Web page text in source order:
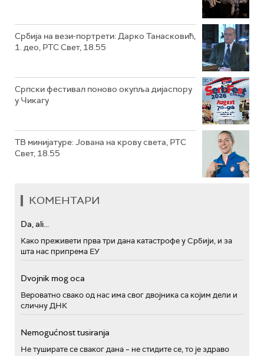
Србија на вези-портрети: Дарко Танасковић,
1. део, РТС Свет, 18.55
Српски фестивал поново окупља дијаспору
у Чикагу
ТВ минијатуре: Јована на крову света, РТС
Свет, 18.55
КОМЕНТАРИ
Da, ali...
Како преживети прва три дана катастрофе у Србији, и за
шта нас припрема ЕУ
Dvojnik mog oca
Вероватно свако од нас има свог двојника са којим дели и
сличну ДНК
Nemogućnost tusiranja
Не туширате се сваког дана – не стидите се, то је здраво